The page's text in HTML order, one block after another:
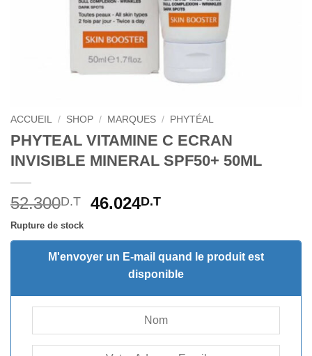
ACCUEIL / SHOP / MARQUES / PHYTÉAL
PHYTEAL VITAMINE C ECRAN
INVISIBLE MINERAL SPF50+ 50ML
52.300D.T
Le
initial
était :
52.300D.T.
46.024D.TLe
actuel
est :
46.024D.T.
Rupture de stock
M'envoyer un E-mail quand le produit est
disponible